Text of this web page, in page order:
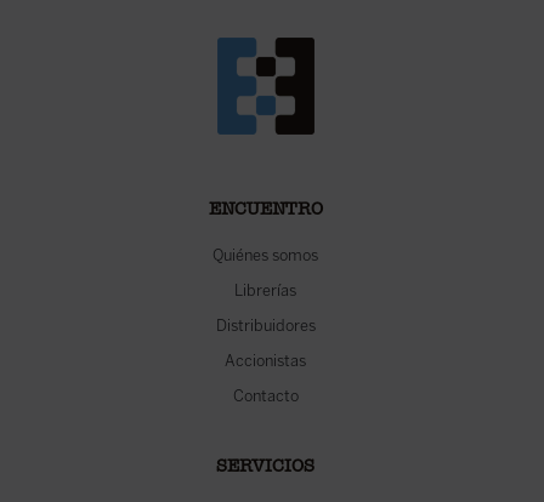
ENCUENTRO
Quiénes somos
Librerías
Distribuidores
Accionistas
Contacto
SERVICIOS